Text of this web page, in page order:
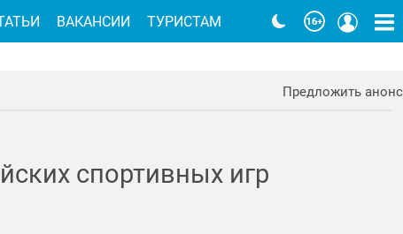
Предложить анонс
спортивных игр
ВАКАНСИИ ТУРИСТАМ